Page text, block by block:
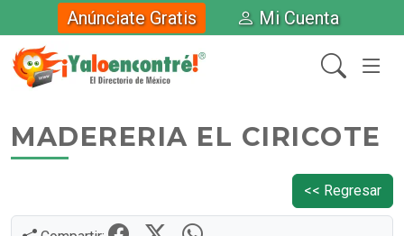
Anúnciate Gratis Mi Cuenta
MADERERIA EL CIRICOTE
<< Regresar